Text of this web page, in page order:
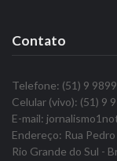
Contato
Telefone: (51) 9
Celular (vivo): (51) 9
E-mail:
Endereço: Rua
Rio Grande do Sul -